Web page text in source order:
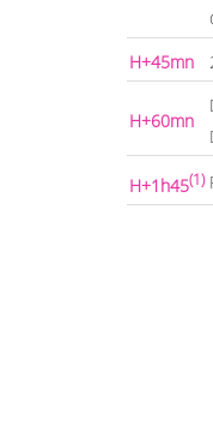
H+45mn
H+60mn
H+1h45(1)